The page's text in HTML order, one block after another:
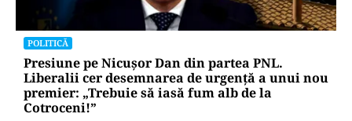
POLITICĂ
Presiune pe Nicușor Dan din partea PNL.
Liberalii cer desemnarea de urgență a unui nou
premier: „Trebuie să iasă fum alb de la
Cotroceni!”